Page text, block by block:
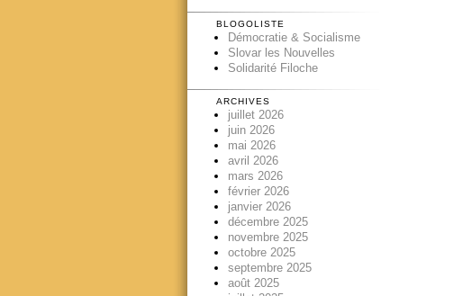
BLOGOLISTE
Démocratie & Socialisme
Slovar les Nouvelles
Solidarité Filoche
ARCHIVES
juillet 2026
juin 2026
mai 2026
avril 2026
mars 2026
février 2026
janvier 2026
décembre 2025
novembre 2025
octobre 2025
septembre 2025
août 2025